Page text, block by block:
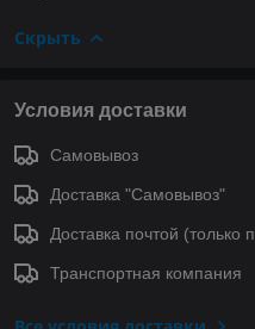
Скрыть
Условия доставки
Самовывоз
Доставка "Самовывоз"
Доставка почтой (только
Транспортная компания